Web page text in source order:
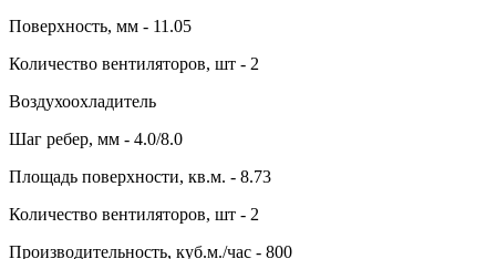
Поверхность, мм - 11.05
Количество вентиляторов, шт - 2
Воздухоохладитель
Шаг ребер, мм - 4.0/8.0
Площадь поверхности, кв.м. - 8.73
Количество вентиляторов, шт - 2
Производительность, куб.м./час - 800